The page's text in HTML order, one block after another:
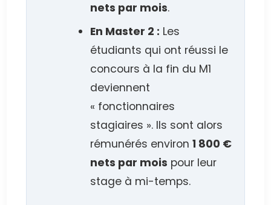
nets par mois.
En Master 2 : Les
étudiants qui ont réussi le
concours à la fin du M1
deviennent
« fonctionnaires
stagiaires ». Ils sont alors
rémunérés environ 1 800 €
nets par mois pour leur
stage à mi-temps.